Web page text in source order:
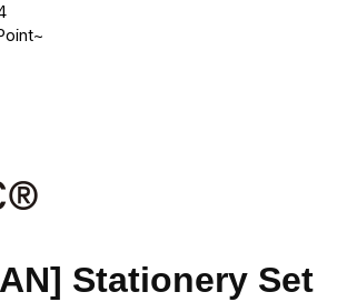
~
Stationery Set